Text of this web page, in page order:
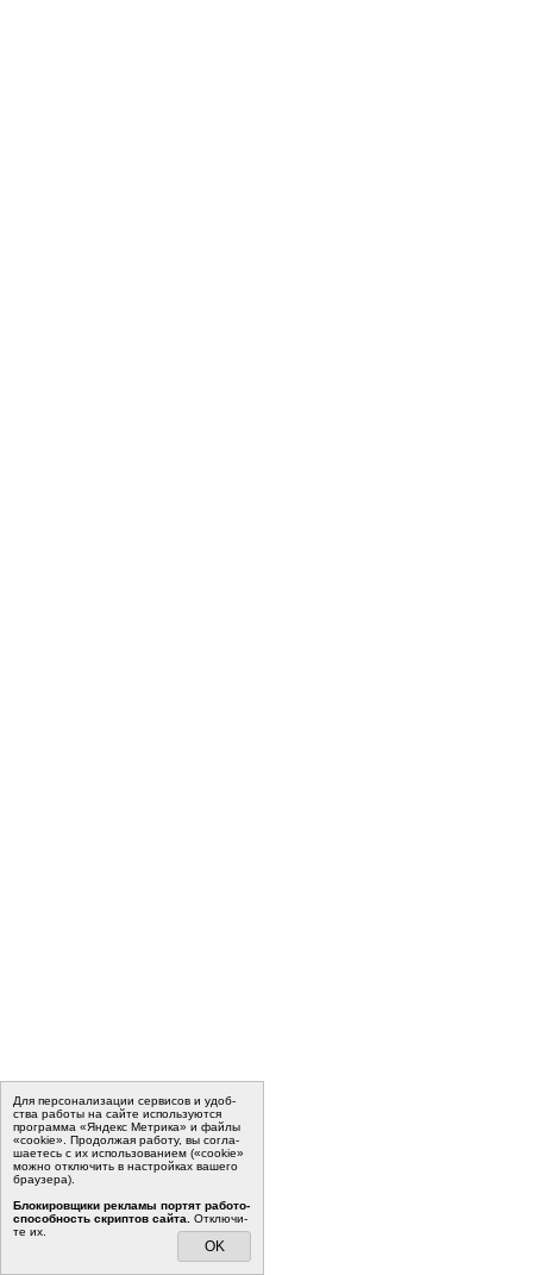
Для пер­со­на­ли­за­ции сер­ви­сов и удоб­
ства ра­бо­ты на сайте ис­поль­зу­ют­ся
программа «Яндекс Метрика» и файлы
«cookie». Про­дол­жая ра­бо­ту, вы со­гла­
ша­е­тесь с их ис­поль­зо­ва­ни­ем («cookie»
мо­жно от­клю­чить в на­строй­ках ва­ше­го
бра­у­зе­ра).
Бло­ки­ров­щи­ки ре­кла­мы пор­тят ра­бо­то­
спо­соб­ность скрип­тов сайта.
Отклю­чи­
те их.
OK